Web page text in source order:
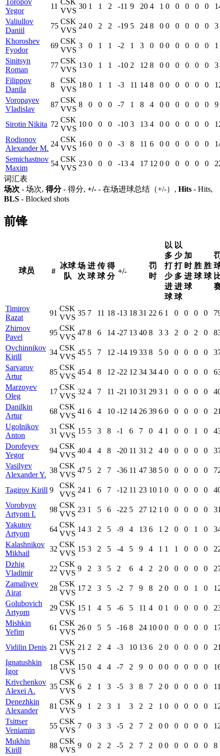
Toropov
Yegor
11
CSK
VVS
30 1 1 2 -11 9 20 4 1 0 0 0 0 0
Valiullov
Daniil
75
CSK
VVS
24 0 2 2 -19 5 24 8 0 0 0 0 0 0
3
Khoroshev
Fyodor
69
CSK
VVS
3 0 1 1 -2 1 3 0 0 0 0 0 0 0
1
Sinitsyn
Roman
77
CSK
VVS
13 0 1 1 -10 2 12 8 0 0 0 0 0 0
3
Filippov
Danila
8
CSK
VVS
18 0 1 1 -3 11 14 8 0 0 0 0 0 0
Voropayev
Vladislav
87
CSK
VVS
8 0 0 0 -7 1 8 4 0 0 0 0 0 0 9
Sirotin Nikita 72
CSK
VVS
10 0 0 0 -10 3 13 4 0 0 0 0 0 0
Rodionov
Alexander M.
24
CSK
VVS
16 0 0 0 -3 8 11 6 0 0 0 0 0 0
Semichastnov
Maxim
54
CSK
VVS
23 0 0 0 -13 4 17 12 0 0 0 0 0 0
词汇表
场次 - 场次, 得分- 得分, +/- - 在场进球总结（+/-）, Hits - Hits,
BLS - Blocked shots
前锋
球员 #
冰球
队
场
次
进
球
传
球
得
分
+/-
罚
时
以
多
打
少
进
球
以
少
打
多
进
球
加
时
进
球
胜
球
胜
球
Timirov
Razat
91
CSK
VVS
35 7 11 18 -13 18 31 22 6 1 0 0 0 0
Zhirnov
Pavel
95
CSK
VVS
47 8 6 14 -27 13 40 8 3 3 2 0 2 0
Ovchinnikov
Kirill
34
CSK
VVS
45 5 7 12 -14 19 33 8 5 0 0 0 0 0
Sarvarov
Artur
85
CSK
VVS
45 4 8 12 -22 12 34 34 4 0 0 0 0 0
Marzoyev
Oleg
17
CSK
VVS
32 4 7 11 -21 10 31 29 3 1 0 0 0 0
Danilkin
Artur
68
CSK
VVS
41 6 4 10 -12 14 26 39 6 0 0 0 0 0
Ugolnikov
Anton
31
CSK
VVS
15 5 3 8 -1 6 7 0 4 1 0 0 1 0
Dorofeyev
Yegor
94
CSK
VVS
40 4 4 8 -20 11 31 2 4 0 0 0 0 0
Vasilyev
Alexander Y.
38
CSK
VVS
47 5 2 7 -36 11 47 38 5 0 0 0 0 0
Tagirov Kirill 9
CSK
VVS
24 1 6 7 -12 11 23 10 1 0 0 0 0 0
Vorobyov
Artyom I.
98
CSK
VVS
23 1 5 6 -22 5 27 12 1 0 0 0 0 0
Yakutov
Artyom
64
CSK
VVS
14 3 2 5 -9 4 13 6 1 2 0 0 1 0
Kalashnikov
Mikhail
32
CSK
VVS
15 3 2 5 -4 5 9 4 1 1 1 0 0 0
Dzhig
Vladimir
22
CSK
VVS
9 2 3 5 2 6 4 2 2 0 0 0 0 0
Zamaliyev
Airat
28
CSK
VVS
17 2 3 5 -2 7 9 8 2 0 0 0 1 0
Golubovich
Artyom
29
CSK
VVS
15 1 4 5 -6 5 11 4 0 1 0 0 0 0
Mishkin
Yefim
61
CSK
VVS
26 0 5 5 -16 8 24 10 0 0 0 0 0 0
Vidilin Denis 21
CSK
VVS
21 2 2 4 -3 10 13 6 2 0 0 0 0 0
Ignatushkin
Igor
18
CSK
VVS
15 0 4 4 -7 2 9 0 0 0 0 0 0 0
Krivchenkov
Alexei A.
35
CSK
VVS
6 2 1 3 -5 3 8 7 2 0 0 0 0 0
Denezhkin
Alexander
81
CSK
VVS
9 1 2 3 1 3 2 2 1 0 0 0 0 0
Tsittser
Veniamin
55
CSK
VVS
7 0 3 3 -5 2 7 2 0 0 0 0 0 0
Mukhin
Kirill
88
CSK
VVS
9 0 2 2 -5 2 7 2 0 0 0 0 0 0
8